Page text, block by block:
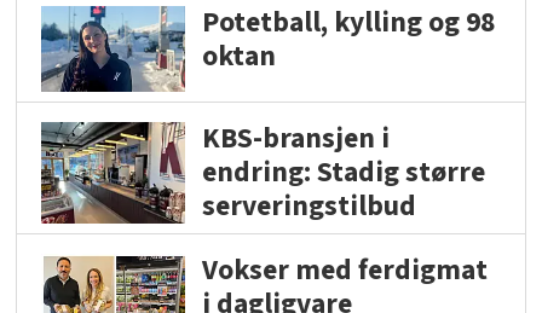
Potetball, kylling og 98
oktan
KBS-bransjen i
endring: Stadig større
serveringstilbud
Vokser med ferdigmat
i dagligvare